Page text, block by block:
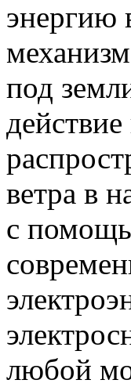
энергию
под
ветра в
с
любой